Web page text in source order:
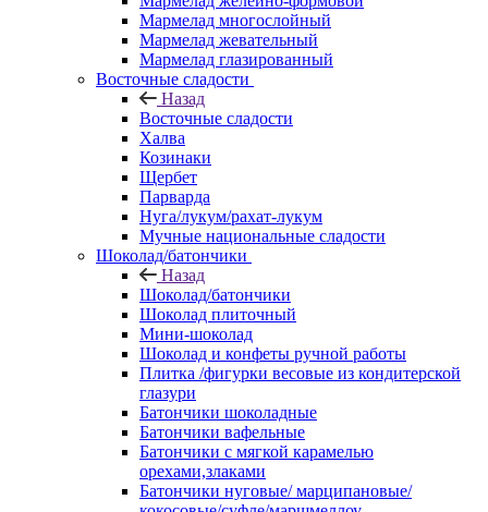
Мармелад многослойный
Мармелад жевательный
Мармелад глазированный
Восточные сладости
Назад
Восточные сладости
Халва
Козинаки
Щербет
Парварда
Нуга/лукум/рахат-лукум
Мучные национальные сладости
Шоколад/батончики
Назад
Шоколад/батончики
Шоколад плиточный
Мини-шоколад
Шоколад и конфеты ручной работы
Плитка /фигурки весовые из кондитерской
глазури
Батончики шоколадные
Батончики вафельные
Батончики с мягкой карамелью
орехами,злаками
Батончики нуговые/ марципановые/